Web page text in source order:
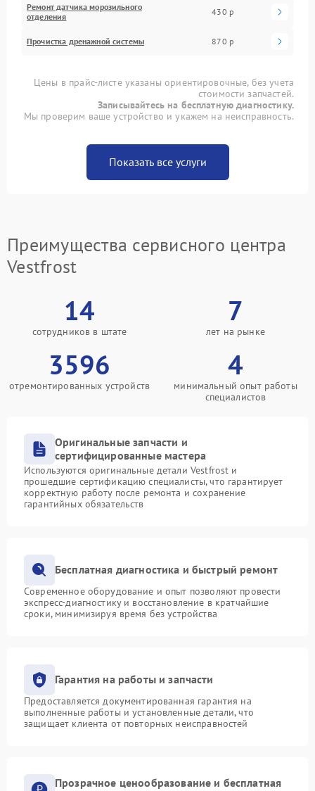
Ремонт датчика морозильного
отделения
430 р
Прочистка дренажной системы 870 р
Цены в прайс-листе указаны ориентировочные, без учета
стоимости запчастей.
Записывайтесь на бесплатную диагностику.
Мы проверим ваше устройство и укажем на неисправность.
Показать все услуги
Преимущества сервисного центра
Vestfrost
14
сотрудников в штате
7
лет на рынке
3596
отремонтированных устройств
4
минимальный опыт работы
специалистов
Оригинальные запчасти и
сертифицированные мастера
Используются оригинальные детали Vestfrost и
прошедшие сертификацию специалисты, что гарантирует
корректную работу после ремонта и сохранение
гарантийных обязательств
Бесплатная диагностика и быстрый ремонт
Современное оборудование и опыт позволяют провести
экспресс-диагностику и восстановление в кратчайшие
сроки, минимизируя время без устройства
Гарантия на работы и запчасти
Предоставляется документированная гарантия на
выполненные работы и установленные детали, что
защищает клиента от повторных неисправностей
Прозрачное ценообразование и бесплатная